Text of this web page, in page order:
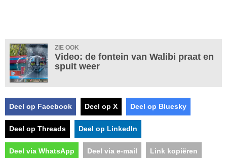
ZIE OOK
Video: de fontein van Walibi praat en
spuit weer
Deel op Facebook Deel op X Deel op Bluesky
Deel op Threads Deel op LinkedIn
Deel via WhatsApp Deel via e-mail Link kopiëren